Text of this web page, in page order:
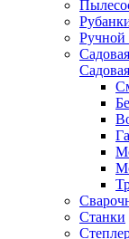
Ручной
Станки